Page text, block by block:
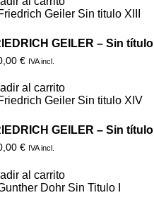
GEILER – Sin título
€ IVA incl.
al carrito
GEILER – Sin título
€ IVA incl.
al carrito